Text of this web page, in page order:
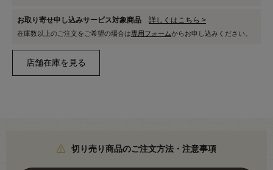
お取り寄せ申し込みサービス対象商品 詳しくはこちら >
在庫数以上のご注文をご希望の場合は専用フォームからお申し込みください。
切り売り商品のご注文方法・注意事項